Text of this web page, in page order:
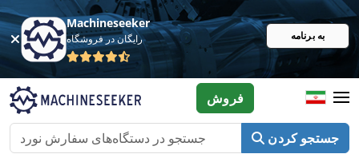
Machineseeker
رایگان در فروشگاه به برنامه
جستجو کردن
فروش